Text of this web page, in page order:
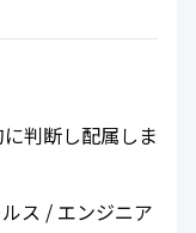
判断し配属しま
ス / エンジニア